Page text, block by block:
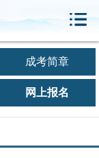
成考简章
网上报名